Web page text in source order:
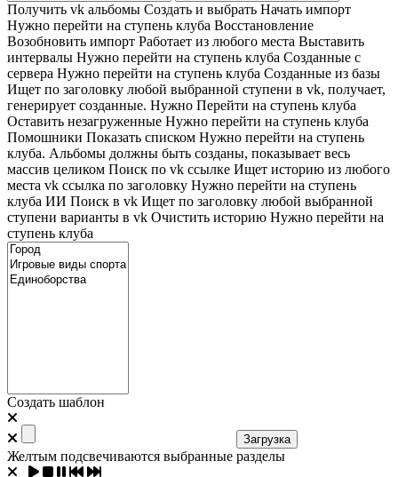
Получить vk альбомы Создать и выбрать Начать импорт
Нужно перейти на ступень клуба Восстановление
Возобновить импорт Работает из любого места Выставить
интервалы Нужно перейти на ступень клуба Созданные с
сервера Нужно перейти на ступень клуба Созданные из базы
Ищет по заголовку любой выбранной ступени в vk, получает,
генерирует созданные. Нужно Перейти на ступень клуба
Оставить незагруженные Нужно перейти на ступень клуба
Помошники Показать списком Нужно перейти на ступень
клуба. Альбомы должны быть созданы, показывает весь
массив целиком Поиск по vk ссылке Ищет историю из любого
места vk ссылка по заголовку Нужно перейти на ступень
клуба ИИ Поиск в vk Ищет по заголовку любой выбранной
ступени варианты в vk Очистить историю Нужно перейти на
ступень клуба
Создать шаблон
Загрузка
Желтым подсвечиваются выбранные разделы